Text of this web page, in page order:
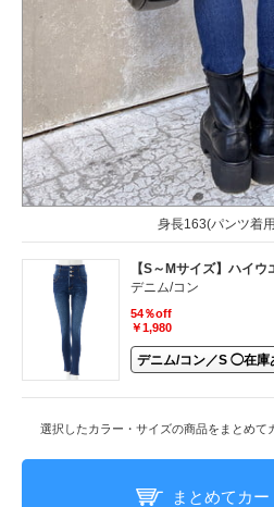
身長163(パンツ着
【S～Mサイズ】ハイ
デニム/コン
54％off
￥1,980
選択したカラー・サイズの商品をまとめて
まとめてカ